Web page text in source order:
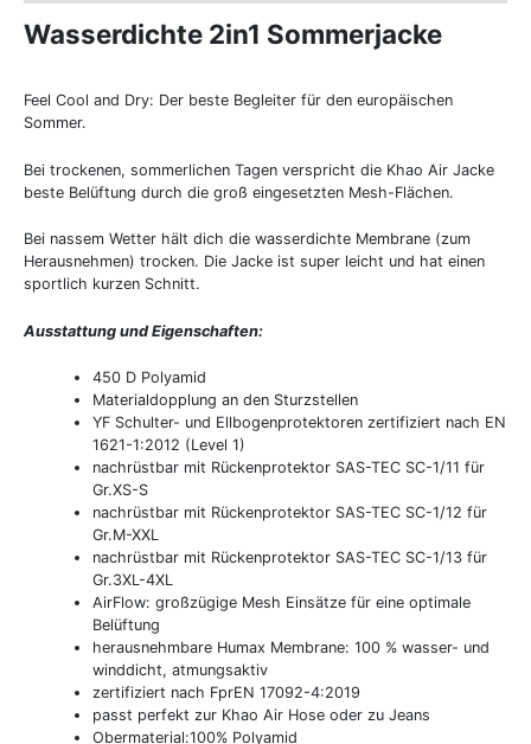
Wasserdichte 2in1 Sommerjacke
Feel Cool and Dry: Der beste Begleiter für den europäischen
Sommer.
Bei trockenen, sommerlichen Tagen verspricht die Khao Air Jacke
beste Belüftung durch die groß eingesetzten Mesh-Flächen.
Bei nassem Wetter hält dich die wasserdichte Membrane (zum
Herausnehmen) trocken. Die Jacke ist super leicht und hat einen
sportlich kurzen Schnitt.
Ausstattung und Eigenschaften:
450 D Polyamid
Materialdopplung an den Sturzstellen
YF Schulter- und Ellbogenprotektoren zertifiziert nach EN
1621-1:2012 (Level 1)
nachrüstbar mit Rückenprotektor SAS-TEC SC-1/11 für
Gr.XS-S
nachrüstbar mit Rückenprotektor SAS-TEC SC-1/12 für
Gr.M-XXL
nachrüstbar mit Rückenprotektor SAS-TEC SC-1/13 für
Gr.3XL-4XL
AirFlow: großzügige Mesh Einsätze für eine optimale
Belüftung
herausnehmbare Humax Membrane: 100 % wasser- und
winddicht, atmungsaktiv
zertifiziert nach FprEN 17092-4:2019
passt perfekt zur Khao Air Hose oder zu Jeans
Obermaterial:100% Polyamid